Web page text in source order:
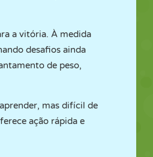
a vitória. À medida
desafios ainda
de peso,
mas difícil de
ação rápida e